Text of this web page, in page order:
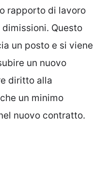
rapporto di lavoro
Questo
un posto e si viene
un nuovo
diritto alla
un minimo
nuovo contratto.